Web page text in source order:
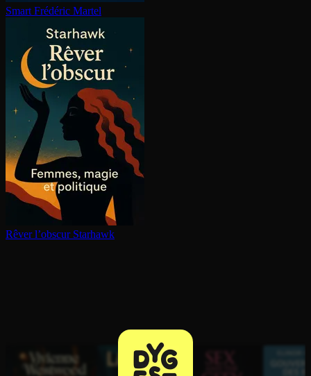
Smart Frédéric Martel
Rêver l’obscur Starhawk